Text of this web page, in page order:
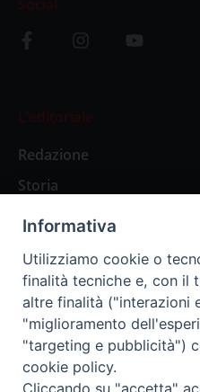
Social
L’editoriale
Redazione
Storia
Abbonamenti
Abbonamento Annuale
Abbonamento Annuale
Abbonamento Singola
Informativa
Utilizziamo cookie o
finalità tecniche e, con il
altre finalità ("interazioni
"miglioramento
"targeting e pubblicità")
cookie policy.